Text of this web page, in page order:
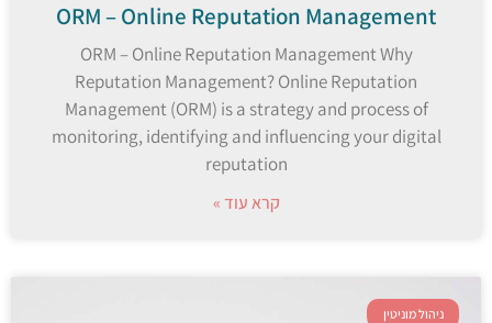
ORM – Online Reputation Management
ORM – Online Reputation Management Why
Reputation Management? Online Reputation
Management (ORM) is a strategy and process of
monitoring, identifying and influencing your digital
reputation
קרא עוד »
ניהול מוניטין